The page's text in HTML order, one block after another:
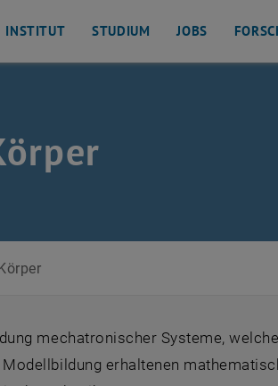
INSTITUT STUDIUM JOBS
mechatronischer Systeme,
erhaltenen